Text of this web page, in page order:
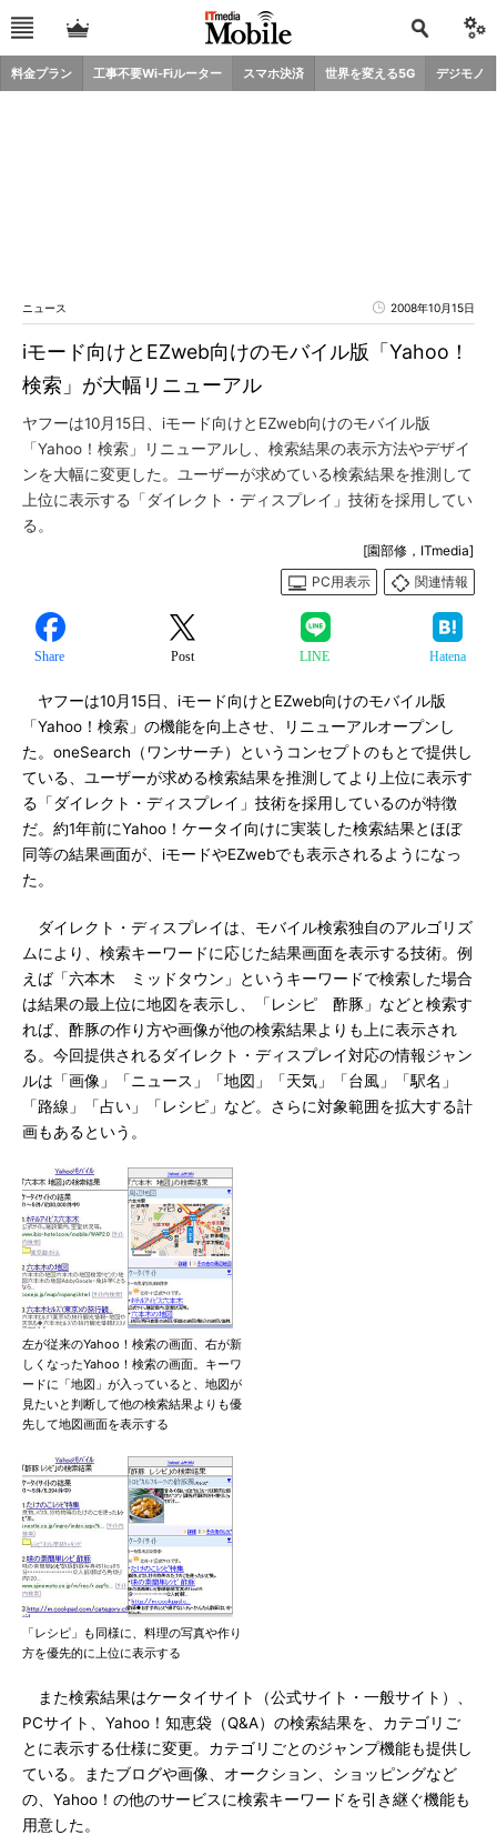
料金プラン 工事不要Wi-Fiルーター スマホ決済 世界を変える5G デジモノ
ニュース 2008年10月15日
iモード向けとEZweb向けのモバイル版「Yahoo！
検索」が大幅リニューアル
ヤフーは10月15日、iモード向けとEZweb向けのモバイル版
「Yahoo！検索」リニューアルし、検索結果の表示方法やデザイ
ンを大幅に変更した。ユーザーが求めている検索結果を推測して
上位に表示する「ダイレクト・ディスプレイ」技術を採用してい
る。
[園部修，ITmedia]
PC用表示
関連情報
Share Post LINE Hatena
ヤフーは10月15日、iモード向けとEZweb向けのモバイル版
「Yahoo！検索」の機能を向上させ、リニューアルオープンし
た。oneSearch（ワンサーチ）というコンセプトのもとで提供し
ている、ユーザーが求める検索結果を推測してより上位に表示す
る「ダイレクト・ディスプレイ」技術を採用しているのが特徴
だ。約1年前にYahoo！ケータイ向けに実装した検索結果とほぼ
同等の結果画面が、iモードやEZwebでも表示されるようになっ
た。
ダイレクト・ディスプレイは、モバイル検索独自のアルゴリズ
ムにより、検索キーワードに応じた結果画面を表示する技術。例
えば「六本木 ミッドタウン」というキーワードで検索した場合
は結果の最上位に地図を表示し、「レシピ 酢豚」などと検索す
れば、酢豚の作り方や画像が他の検索結果よりも上に表示され
る。今回提供されるダイレクト・ディスプレイ対応の情報ジャン
ルは「画像」「ニュース」「地図」「天気」「台風」「駅名」
「路線」「占い」「レシピ」など。さらに対象範囲を拡大する計
画もあるという。
左が従来のYahoo！検索の画面、右が新
しくなったYahoo！検索の画面。キーワ
ードに「地図」が入っていると、地図が
見たいと判断して他の検索結果よりも優
先して地図画面を表示する
「レシピ」も同様に、料理の写真や作り
方を優先的に上位に表示する
また検索結果はケータイサイト（公式サイト・一般サイト）、
PCサイト、Yahoo！知恵袋（Q&A）の検索結果を、カテゴリご
とに表示する仕様に変更。カテゴリごとのジャンプ機能も提供し
ている。またブログや画像、オークション、ショッピングなど
の、Yahoo！の他のサービスに検索キーワードを引き継ぐ機能も
用意した。